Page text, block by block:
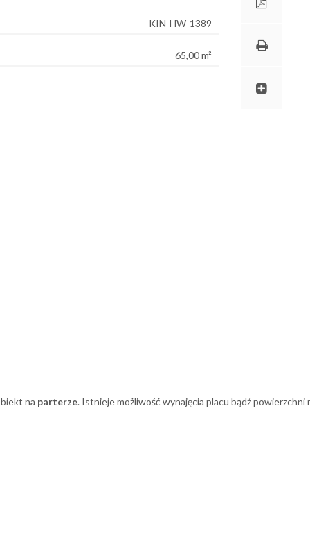
na parterze. Istnieje możliwość wynajęcia placu bądź powierzchni
KIN-HW-1389
65,00 m²